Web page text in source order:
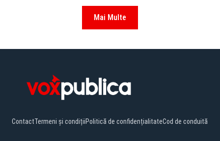
Mai Multe
ContactTermeni și condițiiPolitică de confidențialitateCod de conduită